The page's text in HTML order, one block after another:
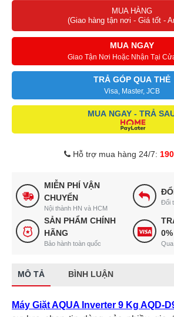
Lồng giặt Pillow tăng hiệu quả giặt, giảm hư
Tiện lợi với tính năng hẹn giờ giặt, tính
MUA HÀNG
(Giao hàng tận nơi - Giá tốt -
MUA NGAY
Giao Tận Nơi Hoặc Nhận Tại
TRẢ GÓP QUA THẺ
Visa, Master, JCB
MUA NGAY - TRẢ
Hỗ trợ mua hàng 24/7:
MIỄN PHÍ VẬN
CHUYỂN
Nội thành HN và HCM
Đổi
SẢN PHẨM CHÍNH
HÃNG
Bảo hành toàn quốc
0%
MÔ TẢ BÌNH LUẬN
Máy Giặt AQUA Inverter 9 Kg AQD-